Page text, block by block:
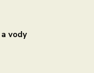
vody